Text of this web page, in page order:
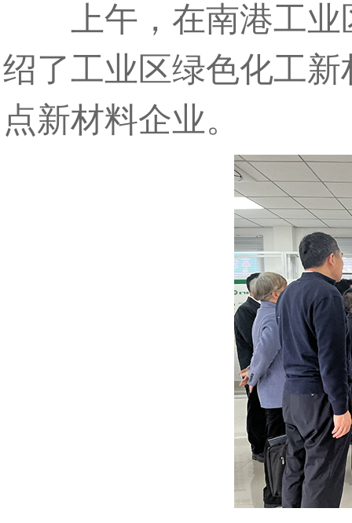
上午，在南港工业
绍了工业区绿色化工
点新材料企业。